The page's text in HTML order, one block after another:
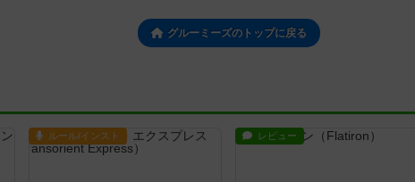
グルーミーズのトップに戻る
ルール/インスト レビュー